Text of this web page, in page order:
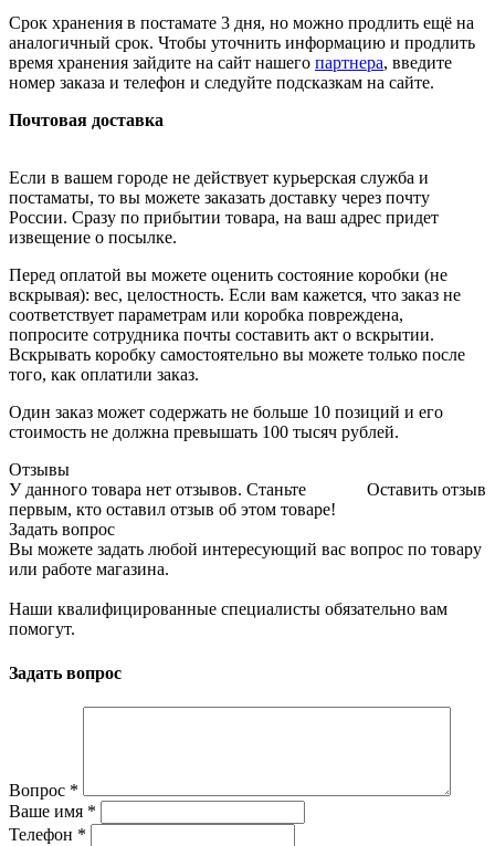
Срок хранения в постамате 3 дня, но можно продлить ещё на
аналогичный срок. Чтобы уточнить информацию и продлить
время хранения зайдите на сайт нашего партнера, введите
номер заказа и телефон и следуйте подсказкам на сайте.
Почтовая доставка
Если в вашем городе не действует курьерская служба и
постаматы, то вы можете заказать доставку через почту
России. Сразу по прибытии товара, на ваш адрес придет
извещение о посылке.
Перед оплатой вы можете оценить состояние коробки (не
вскрывая): вес, целостность. Если вам кажется, что заказ не
соответствует параметрам или коробка повреждена,
попросите сотрудника почты составить акт о вскрытии.
Вскрывать коробку самостоятельно вы можете только после
того, как оплатили заказ.
Один заказ может содержать не больше 10 позиций и его
стоимость не должна превышать 100 тысяч рублей.
Отзывы
Оставить отзыв
У данного товара нет отзывов. Станьте
первым, кто оставил отзыв об этом товаре!
Задать вопрос
Вы можете задать любой интересующий вас вопрос по товару
или работе магазина.
Наши квалифицированные специалисты обязательно вам
помогут.
Задать вопрос
Вопрос *
Ваше имя *
Телефон *